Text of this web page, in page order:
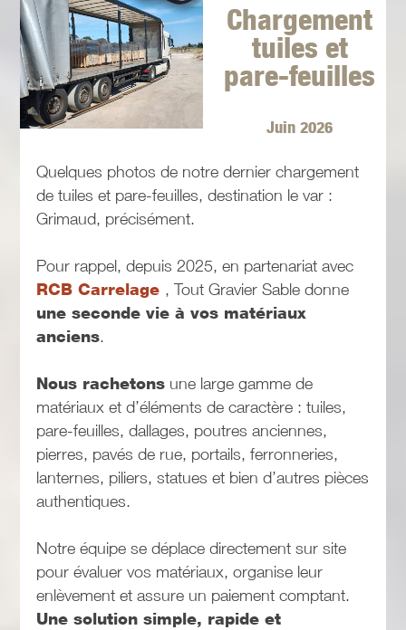
Chargement
tuiles et
pare-feuilles
Juin 2026
Quelques photos de notre dernier chargement
de tuiles et pare-feuilles, destination le var :
Grimaud, précisément.
Pour rappel, depuis 2025, en partenariat avec
RCB Carrelage , Tout Gravier Sable donne
une seconde vie à vos matériaux
anciens.
Nous rachetonsune large gamme de
matériaux et d’éléments de caractère : tuiles,
pare-feuilles, dallages, poutres anciennes,
pierres, pavés de rue, portails, ferronneries,
lanternes, piliers, statues et bien d’autres pièces
authentiques.
Notre équipe se déplace directement sur site
pour évaluer vos matériaux, organise leur
enlèvement et assure un paiement comptant.
Une solution simple, rapide et